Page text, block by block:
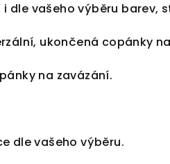
dle vašeho výběru barev,
ukončená copánky
na zavázání.
dle vašeho výběru.